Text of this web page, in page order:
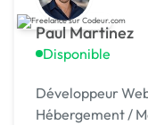
Paul Martinez
Disponible
Développeur
Hébergement /